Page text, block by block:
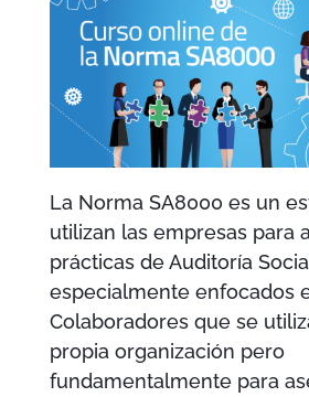
La Norma SA8000 es un
utilizan las empresas para
prácticas de Auditoría
especialmente enfocados
Colaboradores que se
propia organización pero
fundamentalmente para